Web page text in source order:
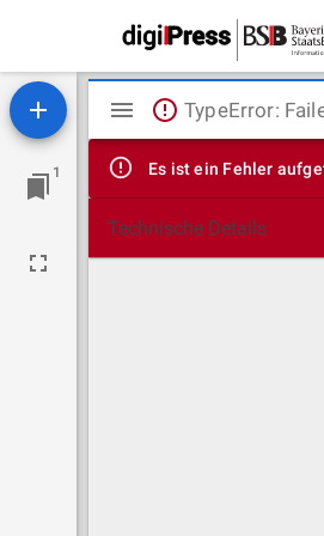
1
Mirador
Viewer
TypeError:
Es ist ein Fehler
Technische Details